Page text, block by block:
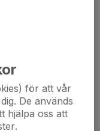
för att vår
De används
hjälpa oss att